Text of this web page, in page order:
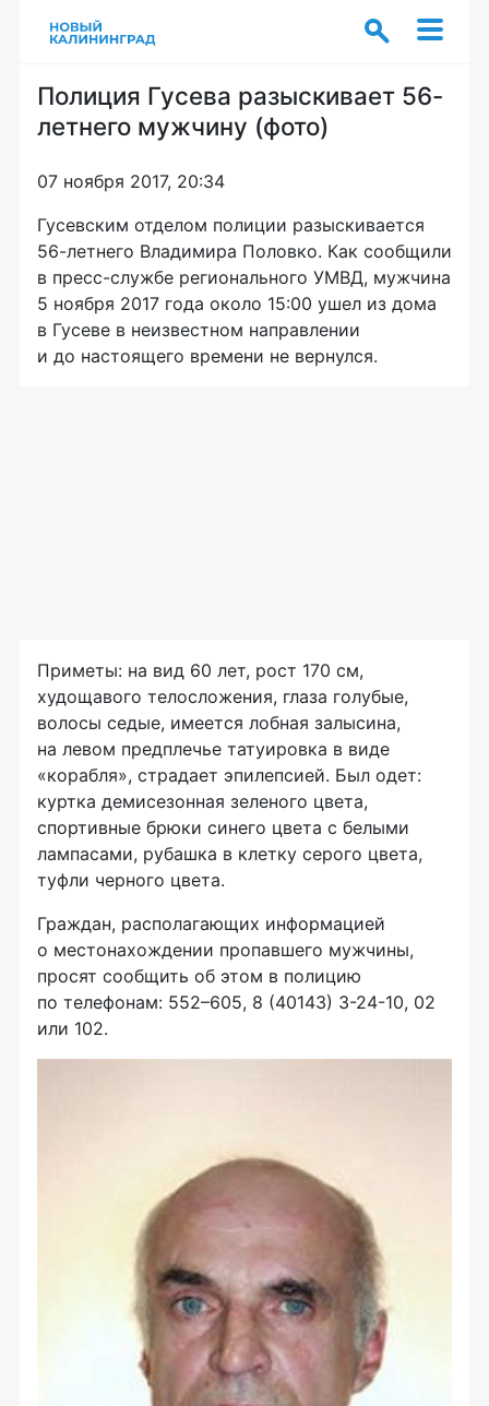
Полиция Гусева разыскивает 56-
летнего мужчину (фото)
07 ноября 2017, 20:34
Гусевским отделом полиции разыскивается
56-летнего Владимира Половко. Как сообщили
в пресс-службе регионального УМВД, мужчина
5 ноября 2017 года около 15:00 ушел из дома
в Гусеве в неизвестном направлении
и до настоящего времени не вернулся.
Приметы: на вид 60 лет, рост 170 см,
худощавого телосложения, глаза голубые,
волосы седые, имеется лобная залысина,
на левом предплечье татуировка в виде
«корабля», страдает эпилепсией. Был одет:
куртка демисезонная зеленого цвета,
спортивные брюки синего цвета с белыми
лампасами, рубашка в клетку серого цвета,
туфли черного цвета.
Граждан, располагающих информацией
о местонахождении пропавшего мужчины,
просят сообщить об этом в полицию
по телефонам: 552–605, 8 (40143) 3-24-10, 02
или 102.